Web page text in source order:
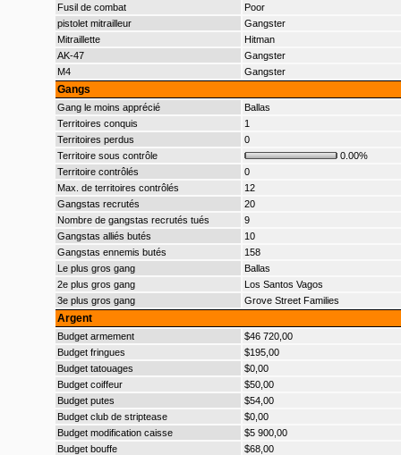
Fusil de combat
Poor
pistolet mitrailleur
Gangster
Mitraillette
Hitman
AK-47
Gangster
M4
Gangster
Gangs
Gang le moins apprécié
Ballas
Territoires conquis
1
Territoires perdus
0
Territoire sous contrôle
0.00%
Territoire contrôlés
0
Max. de territoires contrôlés
12
Gangstas recrutés
20
Nombre de gangstas recrutés tués
9
Gangstas alliés butés
10
Gangstas ennemis butés
158
Le plus gros gang
Ballas
2e plus gros gang
Los Santos Vagos
3e plus gros gang
Grove Street Families
Argent
Budget armement
$46 720,00
Budget fringues
$195,00
Budget tatouages
$0,00
Budget coiffeur
$50,00
Budget putes
$54,00
Budget club de striptease
$0,00
Budget modification caisse
$5 900,00
Budget bouffe
$68,00